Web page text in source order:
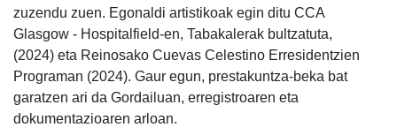
zuzendu zuen. Egonaldi artistikoak egin ditu CCA
Glasgow - Hospitalfield-en, Tabakalerak bultzatuta,
(2024) eta Reinosako Cuevas Celestino Erresidentzien
Programan (2024). Gaur egun, prestakuntza-beka bat
garatzen ari da Gordailuan, erregistroaren eta
dokumentazioaren arloan.